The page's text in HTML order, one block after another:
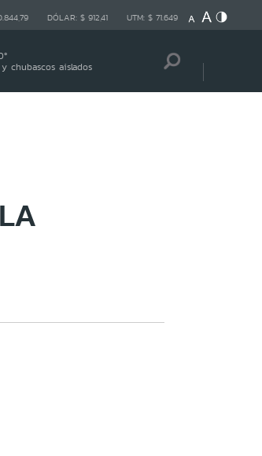
DÓLAR: $ 912,41 UTM: $ 71.649
º
chubascos aislados